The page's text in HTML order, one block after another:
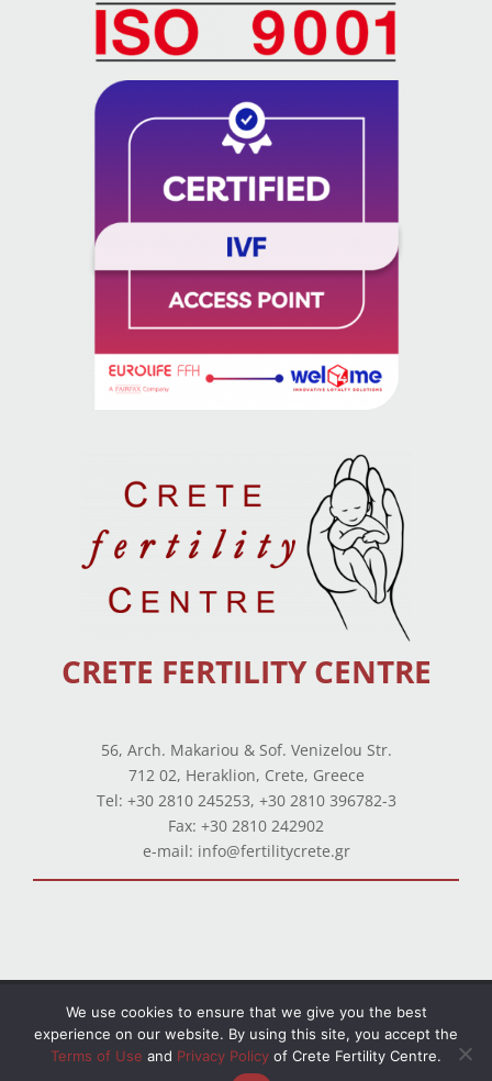
CRETE FERTILITY CENTRE
56, Arch. Makariou & Sof. Venizelou Str.
712 02, Heraklion, Crete, Greece
Tel: +30 2810 245253, +30 2810 396782-3
Fax: +30 2810 242902
e-mail: info@fertilitycrete.gr
Terms of use –Privacy Policy– Balance Sheets
© Copyright 2026 All Rights Reserved. Powered by
OpenIT
We use cookies to ensure that we give you the best
experience on our website. By using this site, you accept the
Terms of Use and Privacy Policy of Crete Fertility Centre.